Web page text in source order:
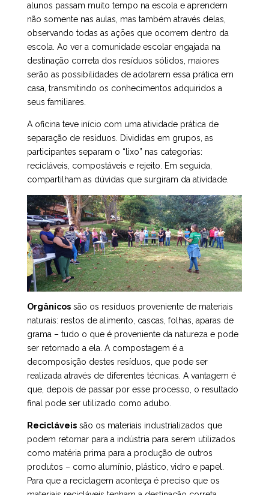
alunos passam muito tempo na escola e aprendem
não somente nas aulas, mas também através delas,
observando todas as ações que ocorrem dentro da
escola. Ao ver a comunidade escolar engajada na
destinação correta dos resíduos sólidos, maiores
serão as possibilidades de adotarem essa prática em
casa, transmitindo os conhecimentos adquiridos a
seus familiares.
A oficina teve início com uma atividade prática de
separação de resíduos. Divididas em grupos, as
participantes separam o “lixo” nas categorias:
recicláveis, compostáveis e rejeito. Em seguida,
compartilham as dúvidas que surgiram da atividade.
Orgânicossão os resíduos proveniente de materiais
naturais: restos de alimento, cascas, folhas, aparas de
grama – tudo o que é proveniente da natureza e pode
ser retornado a ela. A compostagem é a
decomposição destes resíduos, que pode ser
realizada através de diferentes técnicas. A vantagem é
que, depois de passar por esse processo, o resultado
final pode ser utilizado como adubo.
Recicláveissão os materiais industrializados que
podem retornar para a indústria para serem utilizados
como matéria prima para a produção de outros
produtos – como alumínio, plástico, vidro e papel.
Para que a reciclagem aconteça é preciso que os